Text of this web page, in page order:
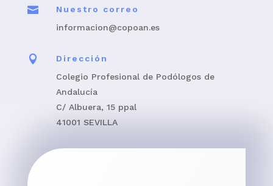

Nuestro correo
informacion@copoan.es

Dirección
Colegio Profesional de Podólogos de
Andalucía
C/ Albuera, 15 ppal
41001 SEVILLA